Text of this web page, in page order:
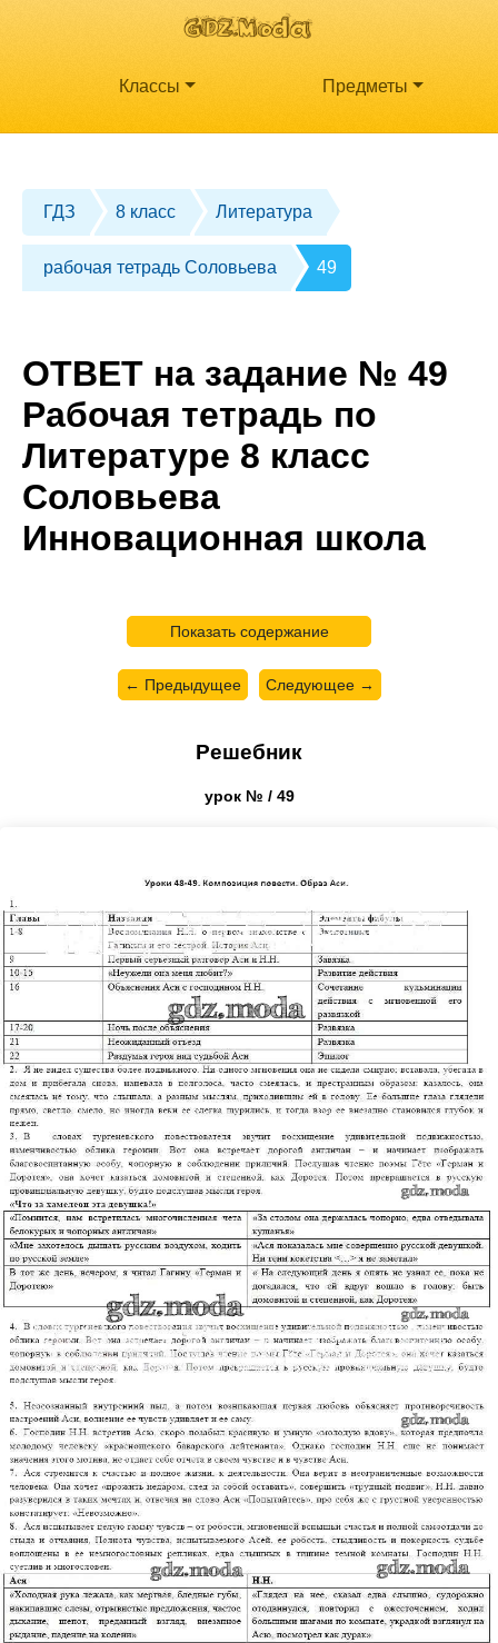
Классы Предметы
ГДЗ 8 класс Литература
рабочая тетрадь Соловьева 49
ОТВЕТ на задание № 49
Рабочая тетрадь по
Литературе 8 класс
Соловьева
Инновационная школа
Показать содержание
← Предыдущее Следующее →
Решебник
урок № / 49